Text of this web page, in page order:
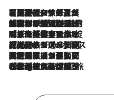
2026.8.7
【厳選旅コスメ】「多機能アイテムがメイン！」旅好き美容エディターが選んだ夏旅ベストコスメを発表【Mサイズジップ】
2026.8.6
「荷物が増えるほど旅ストレスは増す」美容ジャーナリストがたどり着いた最終結論。“化粧品を劇的に減らす”感動の凝縮美容とは
2026.8.6
「旅先には金髪ウィッグを持参」日本と同じメイクでは損してる!? 美容ジャーナリストが提案する“掟破りの旅美容”とは
2026.8.6
【厳選旅コスメ】「身軽さ＆UV対策重視！」ヘアアーティストshucoが選んだ夏旅ベストコスメを発表【Mサイズジップ】
2026.8.5
【厳選旅コスメ】国内をあちこち移動する河井菜摘が選んだ夏旅ベストコスメ発表！「リラックスアイテムはマスト」【Mサイズジップ】
2026.8.4
【厳選旅コスメ】「紫外線＆乾燥対策しながらメイク感も！」ヘア＆メイクGeorgeが選んだ夏旅ベストコスメを発表！【Mサイズジップ】